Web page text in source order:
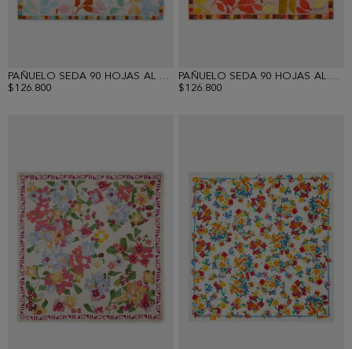
PAÑUELO SEDA 90 HOJAS AL CUBO
$126.800
PAÑUELO SEDA 90 HOJAS AL CUBO
$126.800